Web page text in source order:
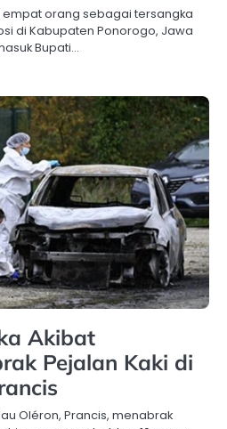
orang sebagai tersangka
di Kabupaten Ponorogo, Jawa
Bupati…
Akibat
Pejalan Kaki di
Oléron, Prancis, menabrak